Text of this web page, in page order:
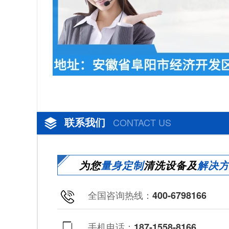
联系我们 CONTACT US
为您量身定制清洗设备及解决
全国咨询热线： 400-6798166